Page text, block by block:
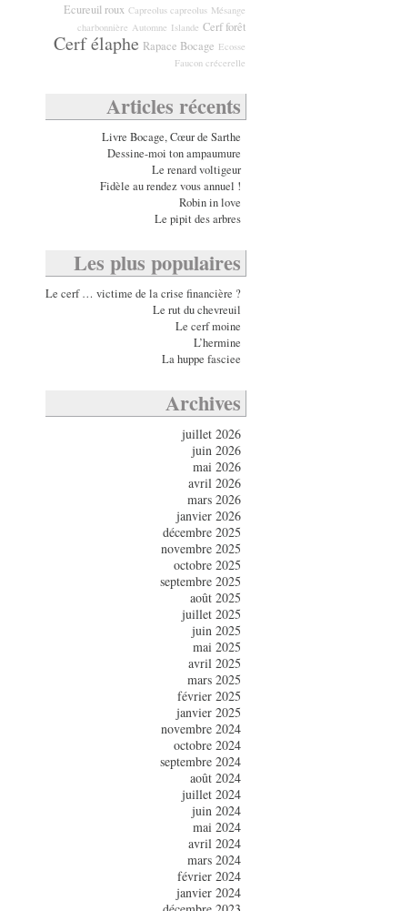
Ecureuil roux Capreolus capreolus Mésange
charbonnière Automne Islande Cerf forêt
Cerf élaphe Rapace Bocage Ecosse
Faucon crécerelle
Articles récents
Livre Bocage, Cœur de Sarthe
Dessine-moi ton ampaumure
Le renard voltigeur
Fidèle au rendez vous annuel !
Robin in love
Le pipit des arbres
Les plus populaires
Le cerf … victime de la crise financière ?
Le rut du chevreuil
Le cerf moine
L’hermine
La huppe fasciee
Archives
juillet 2026
juin 2026
mai 2026
avril 2026
mars 2026
janvier 2026
décembre 2025
novembre 2025
octobre 2025
septembre 2025
août 2025
juillet 2025
juin 2025
mai 2025
avril 2025
mars 2025
février 2025
janvier 2025
novembre 2024
octobre 2024
septembre 2024
août 2024
juillet 2024
juin 2024
mai 2024
avril 2024
mars 2024
février 2024
janvier 2024